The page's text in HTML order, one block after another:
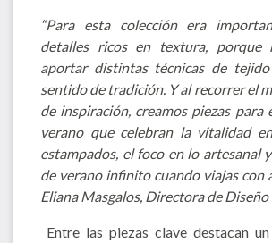
“Para esta colección era
detalles ricos en textura, porque
aportar distintas técnicas de
sentido de tradición. Y al recorrer el
de inspiración, creamos piezas para
verano que celebran la vitalidad
estampados, el foco en lo artesanal
de verano infinito cuando viajas con
Eliana Masgalos, Directora de
Entre las piezas clave destacan